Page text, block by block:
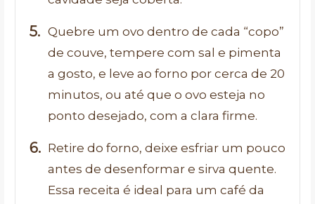
Quebre um ovo dentro de cada “copo”
de couve, tempere com sal e pimenta
a gosto, e leve ao forno por cerca de 20
minutos, ou até que o ovo esteja no
ponto desejado, com a clara firme.
Retire do forno, deixe esfriar um pouco
antes de desenformar e sirva quente.
Essa receita é ideal para um café da